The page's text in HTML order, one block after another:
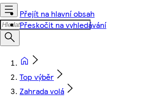
Přejít na hlavní obsah
Přeskočit na vyhledávání
Top výběr
Zahrada volá